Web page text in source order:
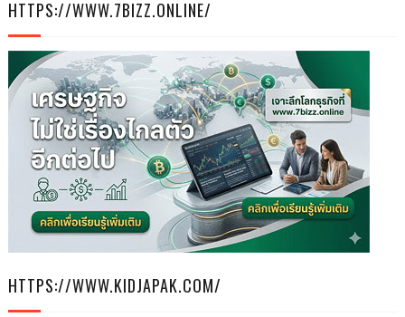
HTTPS://WWW.7BIZZ.ONLINE/
HTTPS://WWW.KIDJAPAK.COM/